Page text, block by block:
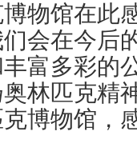
物馆在此
会在今后
富多彩的
林匹克精
博物馆，